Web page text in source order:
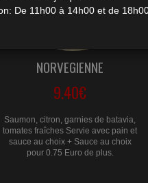
NORVEGIENNE
9.40€
Saumon, citron, garnies de batavia,
tomates fraîches Servie avec pain et
sauce au choix + Sauce au choix
pour 0.75 Euro de plus.